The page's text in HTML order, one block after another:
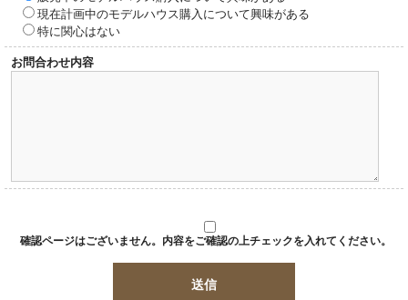
現在計画中のモデルハウス購入について興味がある
特に関心はない
お問合わせ内容
確認ページはございません。内容をご確認の上チェックを入れてください。